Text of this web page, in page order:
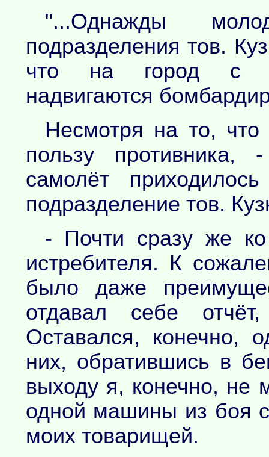
"...Однажды
подразделения тов.
что на город с
надвигаются
Несмотря на то,
пользу
самолёт
подразделение тов.
- Почти сразу же
истребителя. К
было даже
отдавал себе
Оставался, конечно,
них, обратившись в
выходу я, конечно, не
одной машины из боя
моих товарищей.